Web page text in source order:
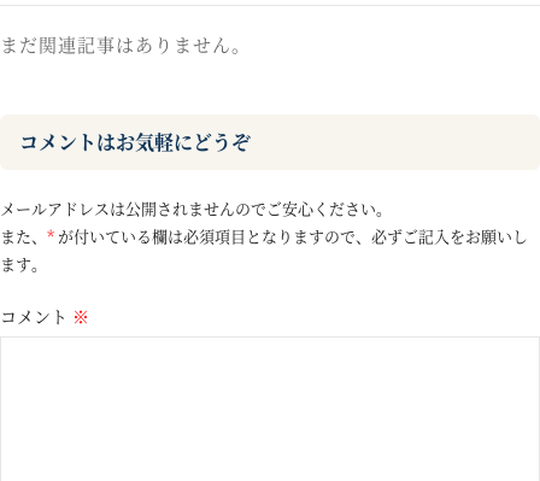
まだ関連記事はありません。
コメントはお気軽にどうぞ
メールアドレスは公開されませんのでご安心ください。
また、 * が付いている欄は必須項目となりますので、必ずご記入をお願いし
ます。
コメント ※